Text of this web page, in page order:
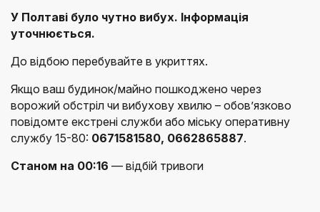
У Полтаві було чутно вибух. Інформація
уточнюється.
До відбою перебувайте в укриттях.
Якщо ваш будинок/майно пошкоджено через
ворожий обстріл чи вибухову хвилю – обов’язково
повідомте екстрені служби або міську оперативну
службу 15-80: 0671581580, 0662865887.
Станом на 00:16 — відбій тривоги